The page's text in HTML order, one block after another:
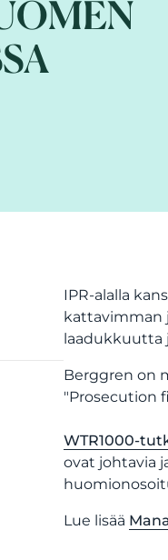
IPR-alalla
kattavimman
laadukkuutta
Berggren on
"Prosecution
WTR1000-
ovat johtavia
Lue lisää